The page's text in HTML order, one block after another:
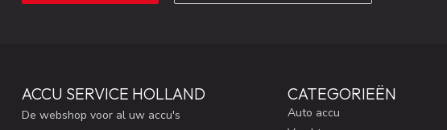
ACCU SERVICE HOLLAND
De webshop voor al uw accu's
CATEGORIEËN
Auto accu